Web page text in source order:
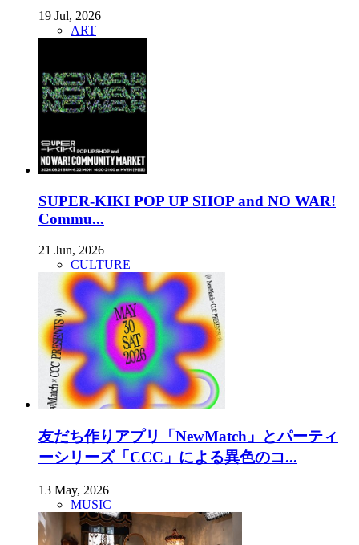
19 Jul, 2026
ART
SUPER-KIKI POP UP SHOP and NO WAR!
Commu...
21 Jun, 2026
CULTURE
友だち作りアプリ「NewMatch」とパーティ
ーシリーズ「CCC」による異色のコ...
13 May, 2026
MUSIC